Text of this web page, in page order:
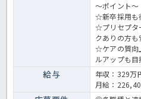
～ポイント～
☆新卒採用も
☆プリセプタ
クありの方も
☆ケアの質向
ルアップも目
給与
年収：329万
月給：